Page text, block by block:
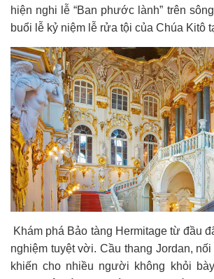
hiện nghi lễ “Ban phước lành” trên
buổi lễ kỷ niệm lễ rửa tội của Chúa Kitô
Khám phá Bảo tàng Hermitage từ đầu
nghiệm tuyệt vời. Cầu thang Jordan,
khiến cho nhiều người không khỏi